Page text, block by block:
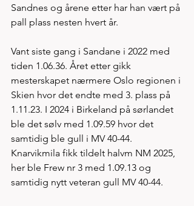
Sandnes og årene etter har han vært på
pall plass nesten hvert år.
Vant siste gang i Sandane i 2022 med
tiden 1.06.36. Året etter gikk
mesterskapet nærmere Oslo regionen i
Skien hvor det endte med 3. plass på
1.11.23. I 2024 i Birkeland på sørlandet
ble det sølv med 1.09.59 hvor det
samtidig ble gull i MV 40-44.
Knarvikmila fikk tildelt halvm NM 2025,
her ble Frew nr 3 med 1.09.13 og
samtidig nytt veteran gull MV 40-44.